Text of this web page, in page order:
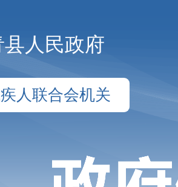
人民政府
人联合会机关